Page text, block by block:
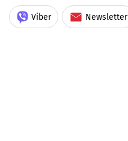
Viber Newsletter